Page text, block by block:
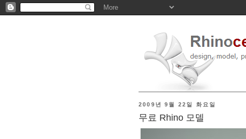
2009년 9월 22일 화요일
무료 Rhino 모델